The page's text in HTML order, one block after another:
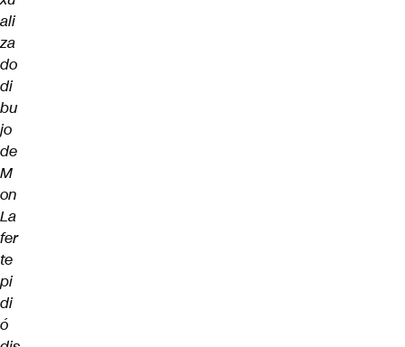
ali
za
do
di
bu
jo
de
M
on
La
fer
te
pi
di
ó